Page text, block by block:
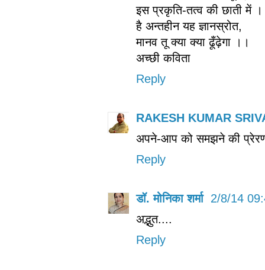
इस प्रकृति-तत्व की छाती में ।
है अन्तहीन यह ज्ञानस्रोत,
मानव तू क्या क्या ढूँढ़ेगा ।।
अच्छी कविता
Reply
RAKESH KUMAR
अपने-आप को समझने की
Reply
डॉ. मोनिका शर्मा 2/8/14
अद्भुत....
Reply